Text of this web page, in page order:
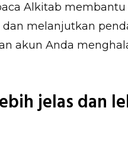
Alkitab membantu
melanjutkan
akun Anda
jelas dan